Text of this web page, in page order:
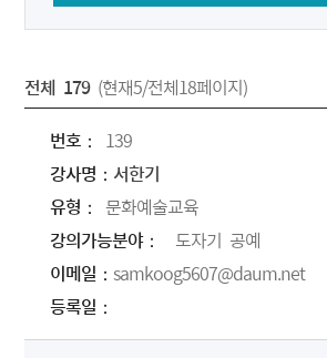
전체 179(현재5/전체18페이지)
139
서한기
문화예술교육
도자기 공예
samkoog5607@daum.net